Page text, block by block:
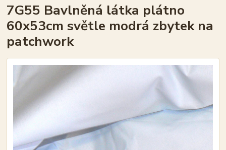
7G55 Bavlněná látka plátno
60x53cm světle modrá zbytek na
patchwork